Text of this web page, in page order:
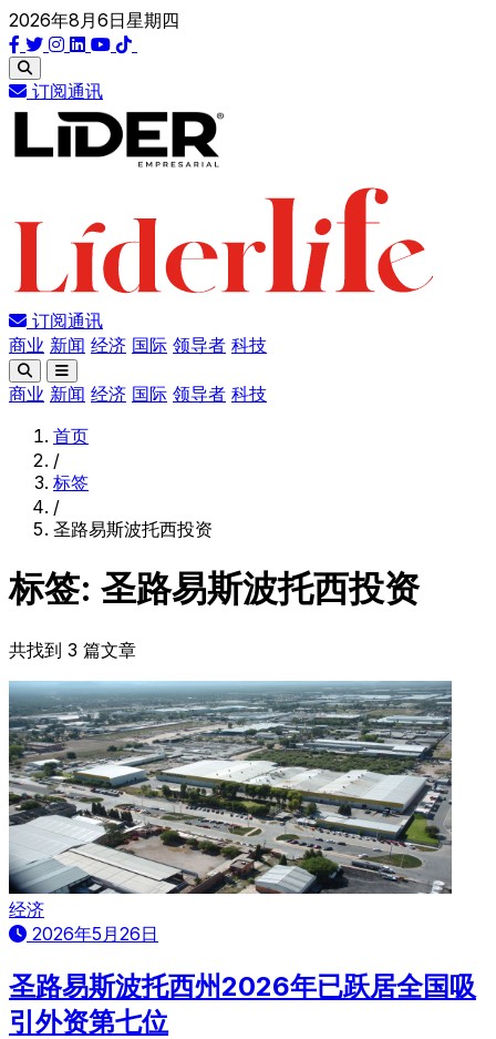
2026年8月6日星期四
订阅通讯
订阅通讯
商业 新闻 经济 国际 领导者 科技
商业 新闻 经济 国际 领导者 科技
首页
/
标签
/
圣路易斯波托西投资
标签: 圣路易斯波托西投资
共找到 3 篇文章
经济
2026年5月26日
圣路易斯波托西州2026年已跃居全国吸
引外资第七位